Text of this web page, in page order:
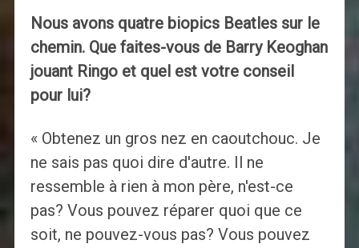
Nous avons quatre biopics Beatles sur le
chemin. Que faites-vous de Barry Keoghan
jouant Ringo et quel est votre conseil
pour lui?
« Obtenez un gros nez en caoutchouc. Je
ne sais pas quoi dire d'autre. Il ne
ressemble à rien à mon père, n'est-ce
pas? Vous pouvez réparer quoi que ce
soit, ne pouvez-vous pas? Vous pouvez